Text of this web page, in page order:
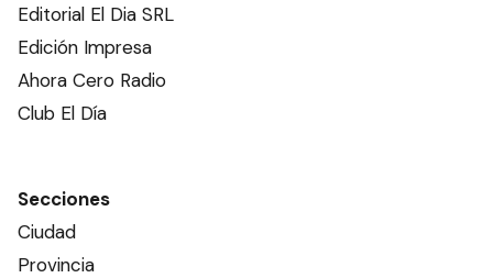
Editorial El Dia SRL
Edición Impresa
Ahora Cero Radio
Club El Día
Secciones
Ciudad
Provincia